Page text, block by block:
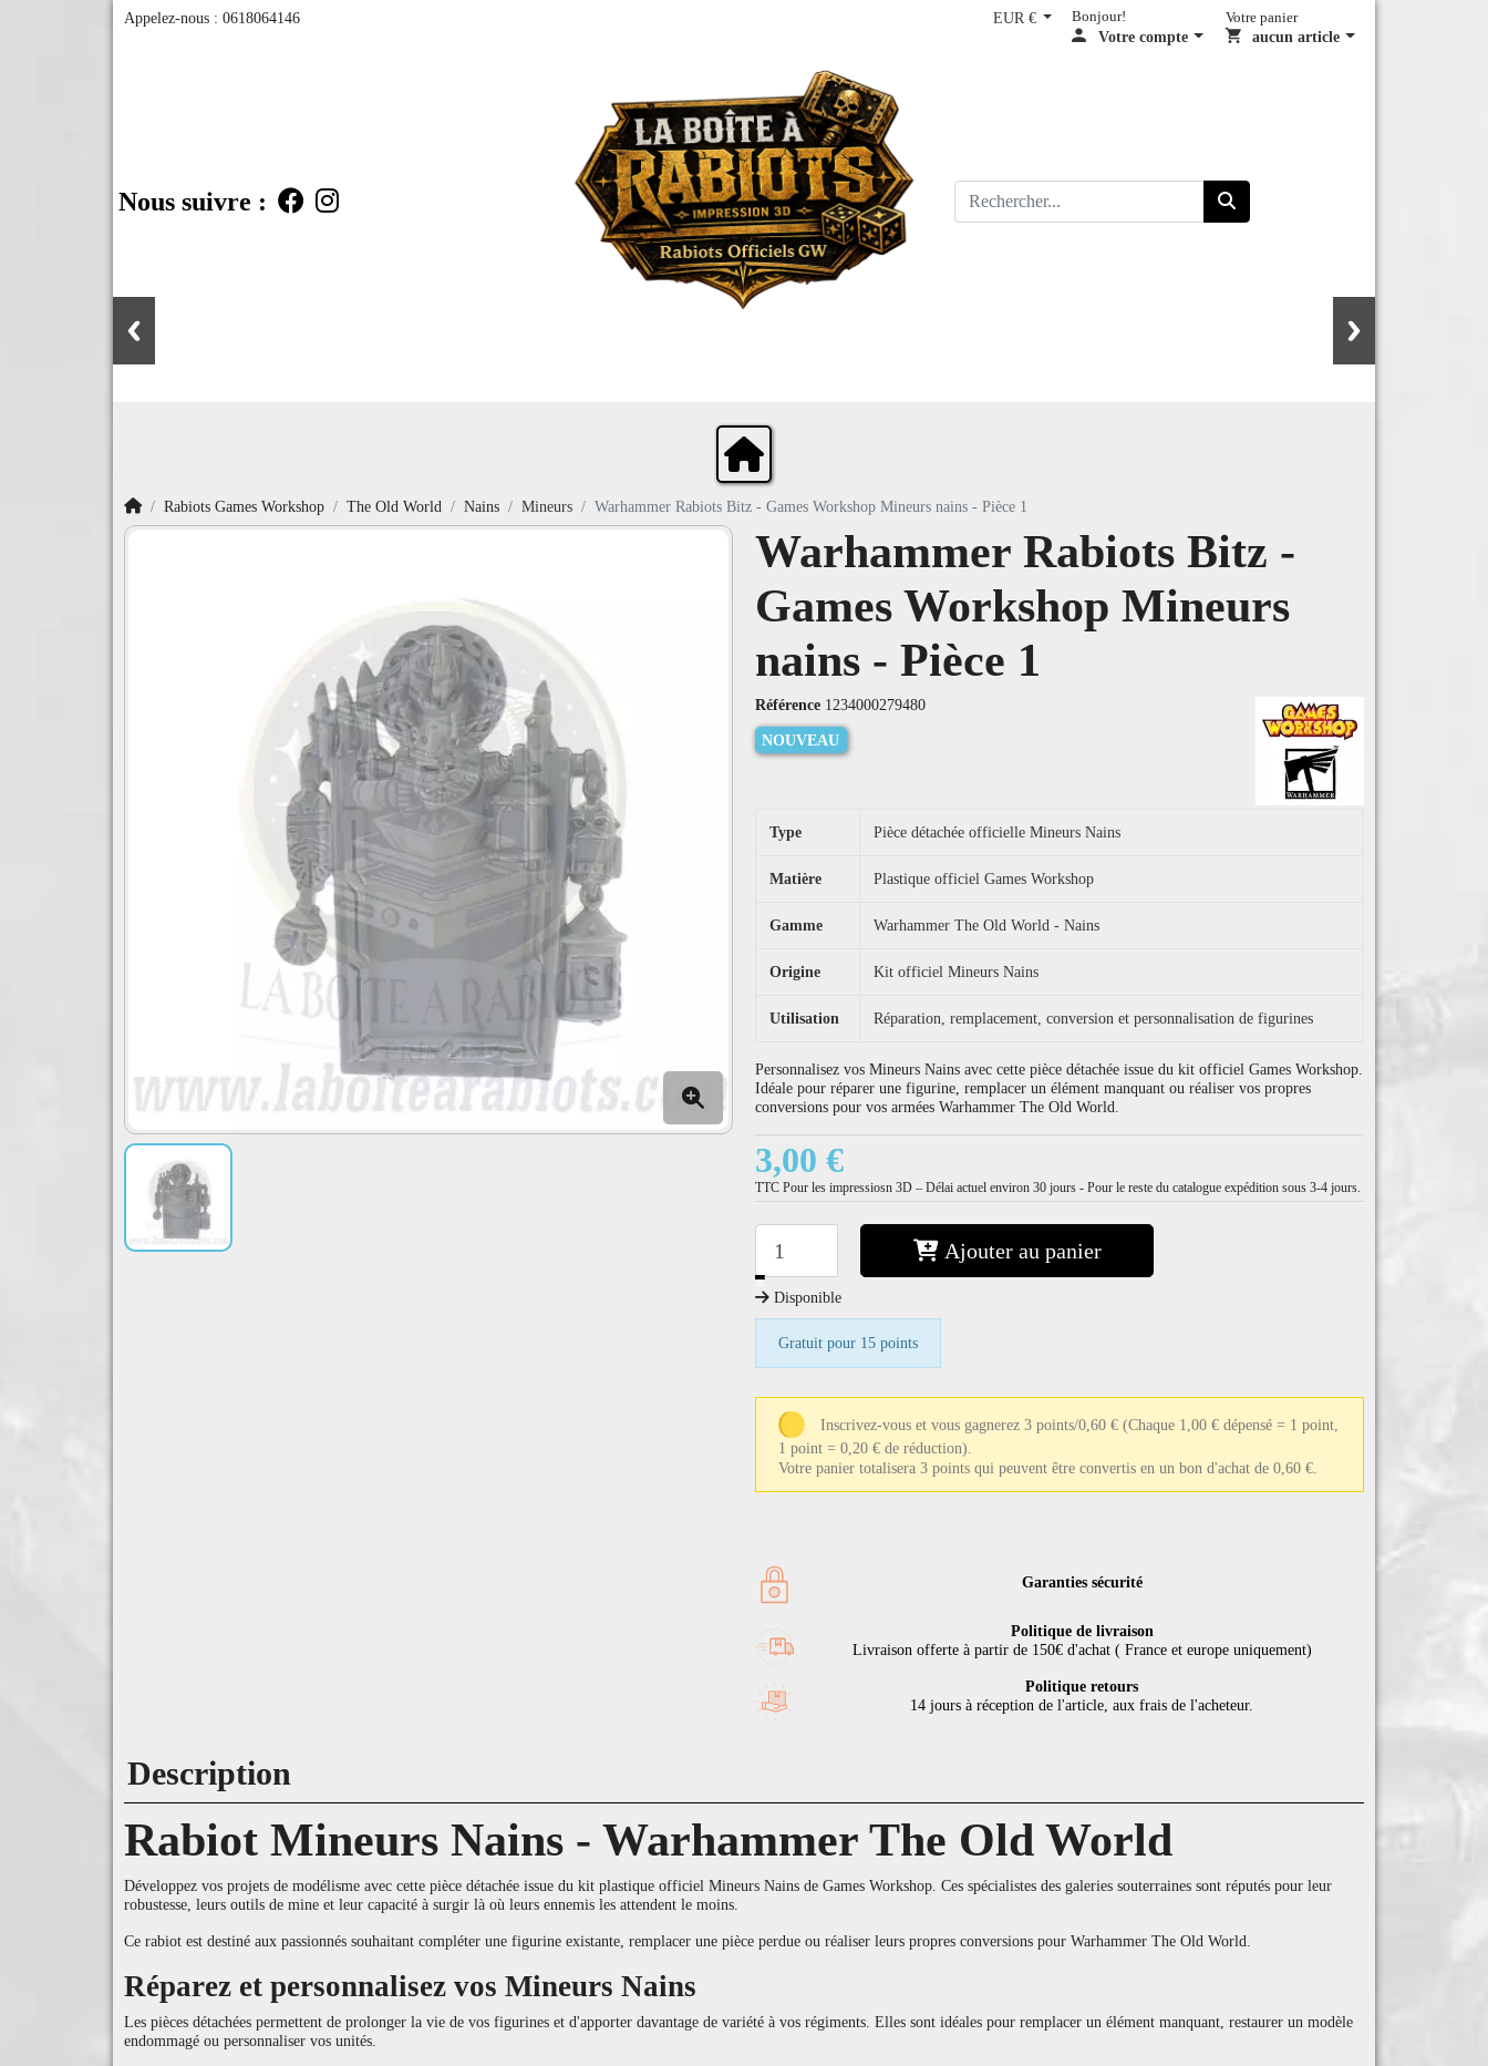
Appelez-nous : 0618064146 EUR € Bonjour!
Votre compte
Votre panier
aucun article
Nous suivre :
AccueilRabiots Games Workshop The Old World Nains Mineurs Warhammer Rabiots Bitz - Games Workshop Mineurs nains - Pièce 1
Warhammer Rabiots Bitz -
Games Workshop Mineurs
nains - Pièce 1
Référence 1234000279480
NOUVEAU
Type Pièce détachée officielle Mineurs Nains
Matière Plastique officiel Games Workshop
Gamme Warhammer The Old World - Nains
Origine Kit officiel Mineurs Nains
Utilisation Réparation, remplacement, conversion et personnalisation de figurines
Personnalisez vos Mineurs Nains avec cette pièce détachée issue du kit officiel Games Workshop.
Idéale pour réparer une figurine, remplacer un élément manquant ou réaliser vos propres
conversions pour vos armées Warhammer The Old World.
3,00 €
TTC Pour les impressiosn 3D – Délai actuel environ 30 jours - Pour le reste du catalogue expédition sous 3-4 jours.
−
Ajouter au panier
Disponible
Gratuit pour 15 points
Inscrivez-vous et vous gagnerez 3 points/0,60 € (Chaque 1,00 € dépensé = 1 point,
1 point = 0,20 € de réduction).
Votre panier totalisera 3 points qui peuvent être convertis en un bon d'achat de 0,60 €.
Garanties sécurité
Politique de livraison
Livraison offerte à partir de 150€ d'achat ( France et europe uniquement)
Politique retours
14 jours à réception de l'article, aux frais de l'acheteur.
Description
Rabiot Mineurs Nains - Warhammer The Old World
Développez vos projets de modélisme avec cette pièce détachée issue du kit plastique officiel Mineurs Nains de Games Workshop. Ces spécialistes des galeries souterraines sont réputés pour leur
robustesse, leurs outils de mine et leur capacité à surgir là où leurs ennemis les attendent le moins.
Ce rabiot est destiné aux passionnés souhaitant compléter une figurine existante, remplacer une pièce perdue ou réaliser leurs propres conversions pour Warhammer The Old World.
Réparez et personnalisez vos Mineurs Nains
Les pièces détachées permettent de prolonger la vie de vos figurines et d'apporter davantage de variété à vos régiments. Elles sont idéales pour remplacer un élément manquant, restaurer un modèle
endommagé ou personnaliser vos unités.